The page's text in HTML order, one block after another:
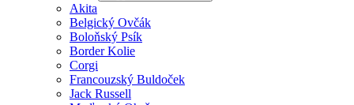
Akita
Belgický Ovčák
Boloňský Psík
Border Kolie
Corgi
Francouzský Buldoček
Jack Russell